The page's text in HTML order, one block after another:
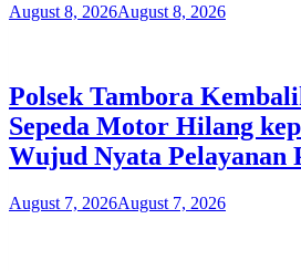
August 8, 2026August 8, 2026
Polsek Tambora
Sepeda Motor Hilang
Wujud Nyata Pelayanan
August 7, 2026August 7, 2026